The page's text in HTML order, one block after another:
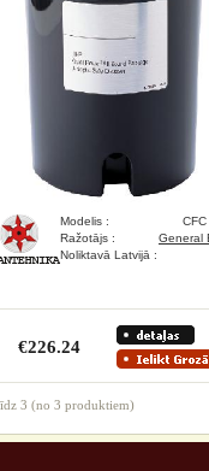
Modelis :
Ražotājs :
General
Noliktavā Latvijā :
€226.24
3 (no 3 produktiem)